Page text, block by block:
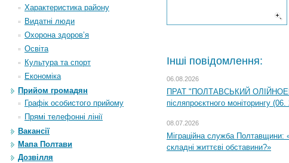
Характеристика району
Видатні люди
Охорона здоров’я
Освіта
Культура та спорт
Економіка
Прийом громадян
Графік особистого прийому
Прямі телефонні лінії
Вакансії
Мапа Полтави
Дозвілля
Інші повідомлення:
06.08.2026
ПРАТ "ПОЛТАВСЬКИЙ
післяпроєктного моніторингу (06.
08.07.2026
Міграційна служба Полтавщини:
складні життєві обставини?»